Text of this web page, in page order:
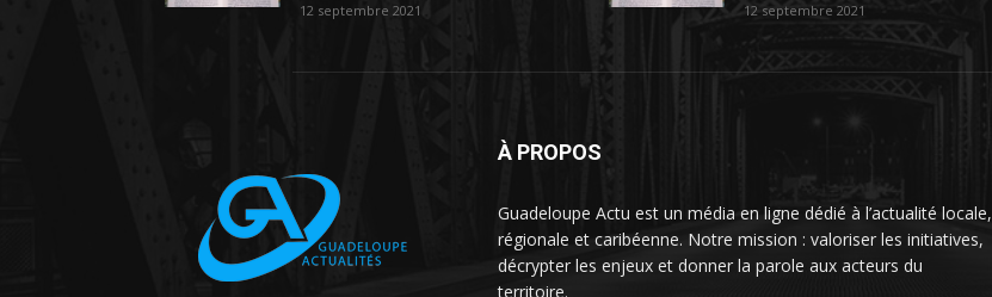
12 septembre 2021 12 septembre 2021
À PROPOS
Guadeloupe Actu est un média en ligne dédié à l’actualité locale,
régionale et caribéenne. Notre mission : valoriser les initiatives,
décrypter les enjeux et donner la parole aux acteurs du
territoire.